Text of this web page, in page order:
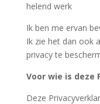
helend werk
Ik ben me ervan
Ik zie het dan ook
privacy te
Voor wie is deze
Deze